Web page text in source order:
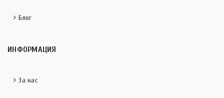
Блог
ИНФОРМАЦИЯ
За нас